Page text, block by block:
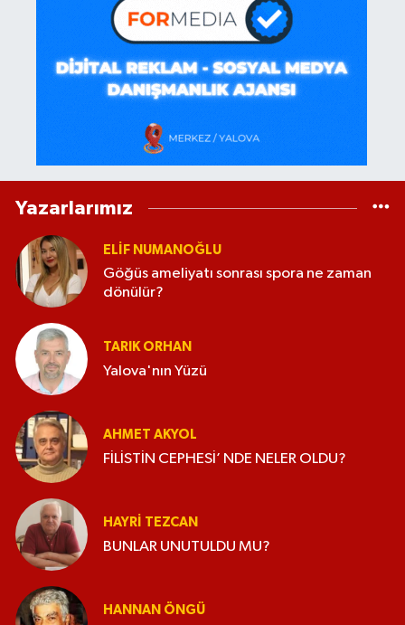
Yazarlarımız
ELİF NUMANOĞLU
Göğüs ameliyatı sonrası spora ne zaman
dönülür?
TARIK ORHAN
Yalova'nın Yüzü
AHMET AKYOL
FİLİSTİN CEPHESİ’ NDE NELER OLDU?
HAYRI TEZCAN
BUNLAR UNUTULDU MU?
HANNAN ÖNGÜ